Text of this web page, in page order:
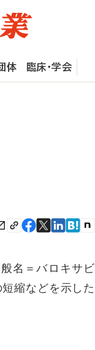
体 臨床・学会
名＝バロキサビ
縮などを示した